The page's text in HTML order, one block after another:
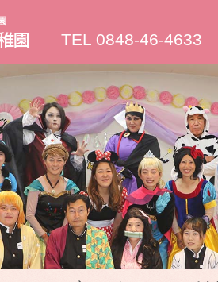
新
高
山
め
ぐ
み
TEL 0848-46-4633